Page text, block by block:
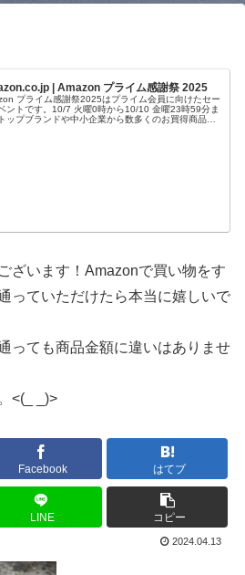
| Amazon プライム感謝祭 2025
プライム感謝祭2025はプライム会員に向けたセー
ントです。10/7 火曜0時から10/10 金曜23時59分ま
ップブランドや中小企業から数多くのお買得商品が
ざいます！Amazonで買い物をす
っていただけたら本当に嬉しいで
っても商品金額に違いはありませ
<(_ _)>
Facebook はてブ
LINE コピー
2024.04.13